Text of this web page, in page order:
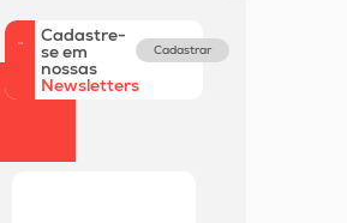
Cadastre-
se em
nossas
Newsletters
Cadastrar